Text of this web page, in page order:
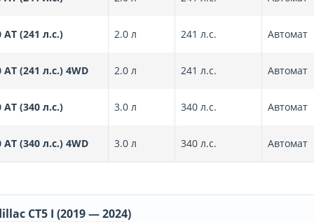
AT (241 л.с.) 2.0 л 241 л.с. Автомат
AT (241 л.с.) 4WD 2.0 л 241 л.с. Автомат
AT (340 л.с.) 3.0 л 340 л.с. Автомат
AT (340 л.с.) 4WD 3.0 л 340 л.с. Автомат
CT5 I (2019 — 2024)